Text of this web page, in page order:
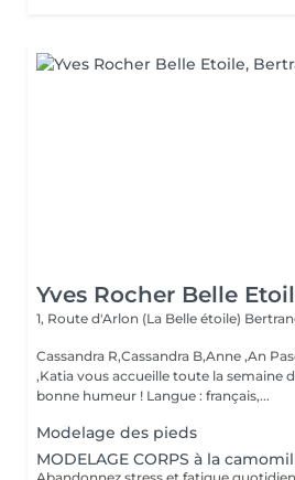
Yves Rocher Belle
1, Route d'Arlon (La Belle étoile)
Cassandra R,Cassandra B,Anne ,An
,Katia vous accueille toute la semaine
bonne humeur ! Langue : français,...
Modelage des pieds
MODELAGE CORPS à la